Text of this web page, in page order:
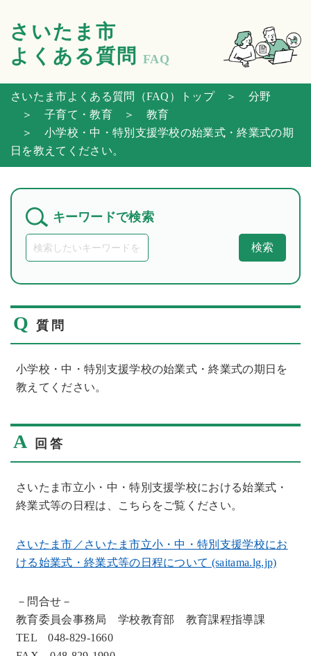
さいたま市
よくある質問
FAQ
さいたま市よくある質問（FAQ）トップ＞ 分野
＞ 子育て・教育＞ 教育
＞ 小学校・中・特別支援学校の始業式・終業式の期
日を教えてください。
キーワードで検索
検索
Q 質問
小学校・中・特別支援学校の始業式・終業式の期日を
教えてください。
A 回答
さいたま市立小・中・特別支援学校における始業式・
終業式等の日程は、こちらをご覧ください。
さいたま市／さいたま市立小・中・特別支援学校にお
ける始業式・終業式等の日程について (saitama.lg.jp)
－問合せ－
教育委員会事務局 学校教育部 教育課程指導課
TEL 048-829-1660